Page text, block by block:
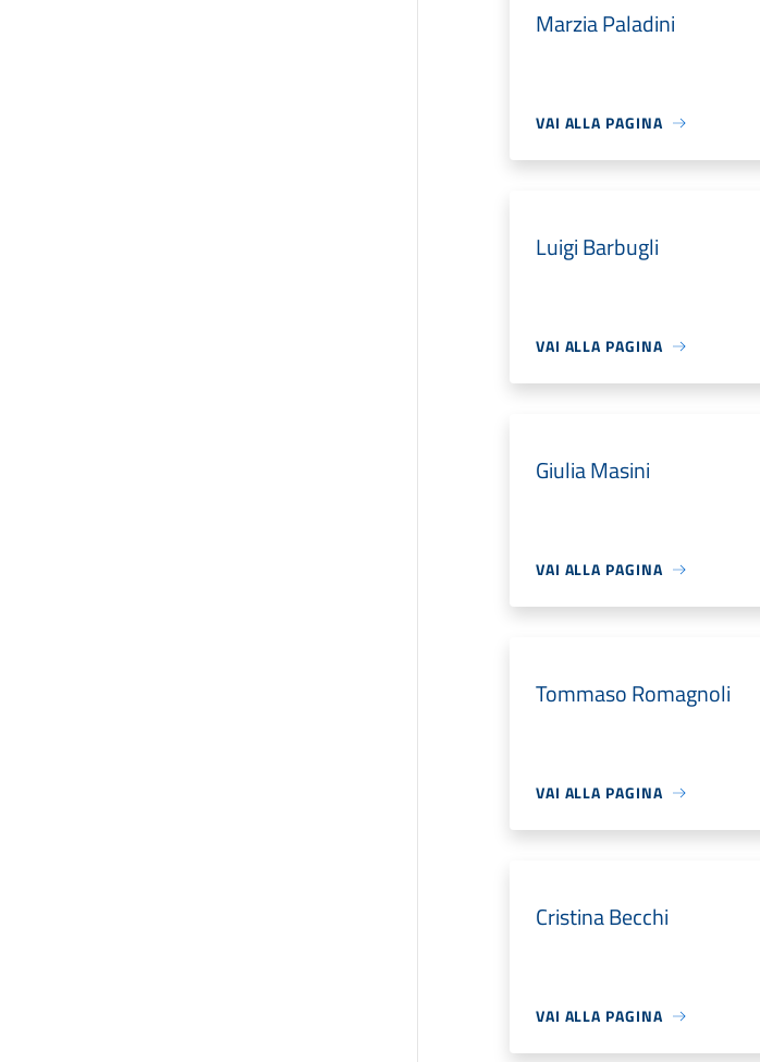
Marzia Paladini
VAI ALLA PAGINA
Luigi Barbugli
VAI ALLA PAGINA
Giulia Masini
VAI ALLA PAGINA
Tommaso Romagnoli
VAI ALLA PAGINA
Cristina Becchi
VAI ALLA PAGINA